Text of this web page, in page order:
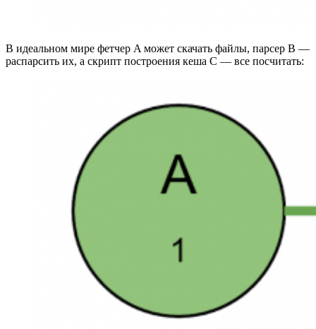
В идеальном мире фетчер A может скачать файлы, парсер B —
распарсить их, а скрипт построения кеша C — все посчитать: